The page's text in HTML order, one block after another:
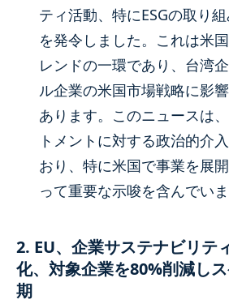
ティ活動、特にESGの取り
を発令しました。これは米
レンドの一環であり、台湾
ル企業の米国市場戦略に影
あります。このニュースは
トメントに対する政治的介
おり、特に米国で事業を展
って重要な示唆を含んでいま
2. EU、企業サステナビリテ
化、対象企業を80%削減し
期